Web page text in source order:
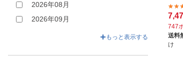
747
送料
け
2026年08月
2026年09月
もっと表示する